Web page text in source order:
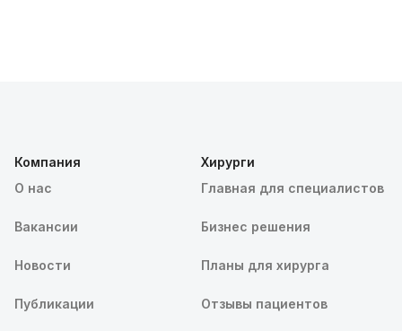
Компания
О нас
Вакансии
Новости
Публикации
Хирурги
Главная для специалистов
Бизнес решения
Планы для хирурга
Отзывы пациентов